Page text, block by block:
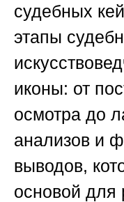
судебных
этапы
иконы: от
осмотра до
анализов и
выводов,
основой для